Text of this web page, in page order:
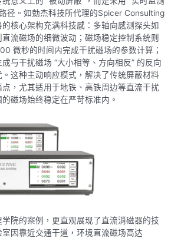
径。如勀杰科技所代理的Spicer Consulting
核心架构充满科技感：多轴向感测探头如
直流磁场的细微波动；磁场稳定控制系统则
微秒的时间内完成干扰磁场的参数计算；
与干扰磁场 “大小相等、方向相反” 的反向
这种主动响应模式，解决了传统屏蔽材料
，尤其适用于地铁、高铁周边等直流干扰
磁场始终稳定在严苛标准内。
院的案例，更直观展现了直流消磁器的技
因靠近交通干道，环境直流磁场高达